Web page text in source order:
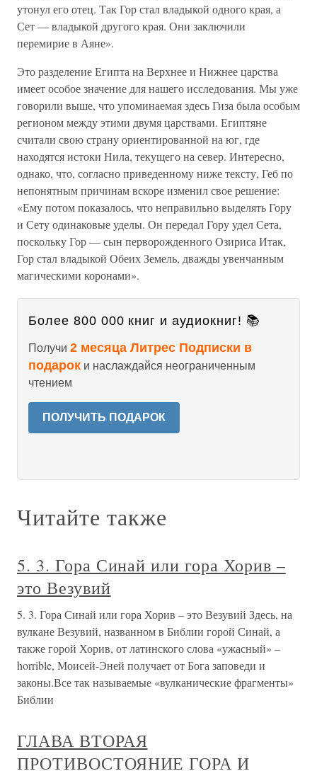
утонул его отец. Так Гор стал владыкой одного края, а
Сет — владыкой другого края. Они заключили
перемирие в Аяне».
Это разделение Египта на Верхнее и Нижнее царства
имеет особое значение для нашего исследования. Мы уже
говорили выше, что упоминаемая здесь Гиза была особым
регионом между этими двумя царствами. Египтяне
считали свою страну ориентированной на юг, где
находятся истоки Нила, текущего на север. Интересно,
однако, что, согласно приведенному ниже тексту, Геб по
непонятным причинам вскоре изменил свое решение:
«Ему потом показалось, что неправильно выделять Гору
и Сету одинаковые уделы. Он передал Гору удел Сета,
поскольку Гор — сын перворожденного Озириса Итак,
Гор стал владыкой Обеих Земель, дважды увенчанным
магическими коронами».
Более 800 000 книг и аудиокниг! 📚
Получи 2 месяца Литрес Подписки в
подарок и наслаждайся неограниченным
чтением
ПОЛУЧИТЬ ПОДАРОК
Читайте также
5. 3. Гора Синай или гора Хорив –
это Везувий
5. 3. Гора Синай или гора Хорив – это Везувий Здесь, на
вулкане Везувий, названном в Библии горой Синай, а
также горой Хорив, от латинского слова «ужасный» –
horrible, Моисей-Эней получает от Бога заповеди и
законы.Все так называемые «вулканические фрагменты»
Библии
ГЛАВА ВТОРАЯ
ПРОТИВОСТОЯНИЕ ГОРА И